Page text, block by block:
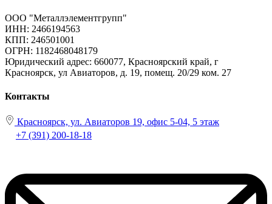
ООО "Металлэлементгрупп"
ИНН: 2466194563
КПП: 246501001
ОГРН: 1182468048179
Юридический адрес: 660077, Красноярский край, г
Красноярск, ул Авиаторов, д. 19, помещ. 20/29 ком. 27
Контакты
Красноярск, ул. Авиаторов 19, офис 5-04, 5 этаж
+7 (391) 200-18-18